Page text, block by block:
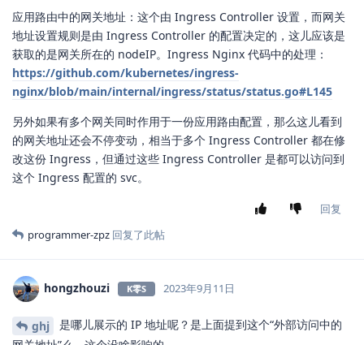
hongzhouzi回复了此帖
hongzhouzi K零S 2023年9月11日
高级设置中的展示的网关地址是获取的 master 节点的 IP，应用路
由中的网关地址是 Ingress Controller 设置的地址，这两个地方确
实可能会不一样。
master 节点作为流量入口，所以这儿就设置的 master 节点的 IP，
多个 master 节点这儿就会有多个 IP。 KS 代码中的处理：
应用路由中的网关地址：这个由 Ingress Controller 设置，而网关
地址设置规则是由 Ingress Controller 的配置决定的，这儿应该是
获取的是网关所在的 nodeIP。Ingress Nginx 代码中的处理：